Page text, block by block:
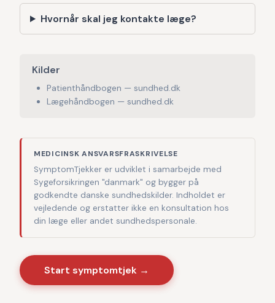
Hvornår skal jeg kontakte læge?
Kilder
Patienthåndbogen — sundhed.dk
Lægehåndbogen — sundhed.dk
MEDICINSK ANSVARSFRASKRIVELSE
SymptomTjekker er udviklet i samarbejde med
Sygeforsikringen "danmark" og bygger på
godkendte danske sundhedskilder. Indholdet er
vejledende og erstatter ikke en konsultation hos
din læge eller andet sundhedspersonale.
Start symptomtjek →